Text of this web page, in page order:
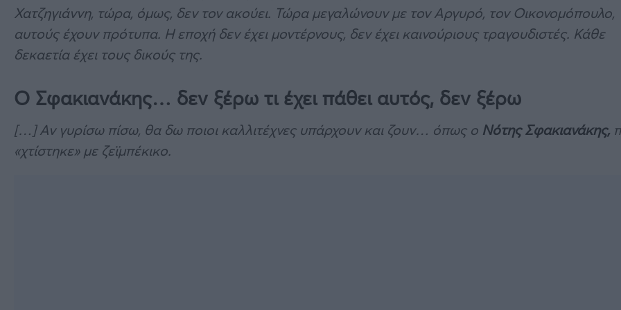
Χατζηγιάννη, τώρα, όμως, δεν τον ακούει. Τώρα μεγαλώνουν με τον Αργυρό, τον Οικονομόπουλο,
αυτούς έχουν πρότυπα. Η εποχή δεν έχει μοντέρνους, δεν έχει καινούριους τραγουδιστές. Κάθε
δεκαετία έχει τους δικούς της.
Ο Σφακιανάκης… δεν ξέρω τι έχει πάθει αυτός, δεν ξέρω
[…] Αν γυρίσω πίσω, θα δω ποιοι καλλιτέχνες υπάρχουν και ζουν… όπως ο Νότης Σφακιανάκης,
«χτίστηκε» με ζεϊμπέκικο.